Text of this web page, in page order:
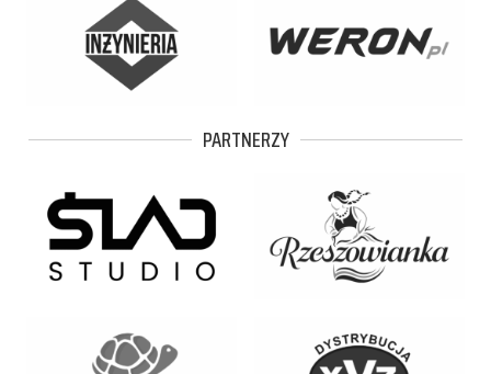
PARTNERZY